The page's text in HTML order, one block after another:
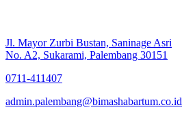
Jl. Mayor Zurbi Bustan, Saninage Asri
No. A2, Sukarami, Palembang 30151
0711-411407
admin.palembang@bimashabartum.co.id